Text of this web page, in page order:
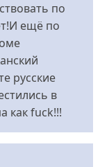
по
ещё по
русские
в
как fuck!!!